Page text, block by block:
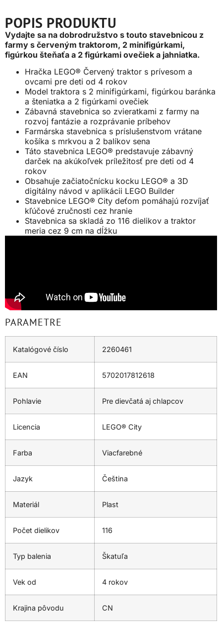
POPIS PRODUKTU
Vydajte sa na dobrodružstvo s touto stavebnicou z
farmy s červeným traktorom, 2 minifigúrkami,
figúrkou šteňaťa a 2 figúrkami ovečiek a jahniatka.
Hračka LEGO® Červený traktor s prívesom a
ovcami pre deti od 4 rokov
Model traktora s 2 minifigúrkami, figúrkou baránka
a šteniatka a 2 figúrkami ovečiek
Zábavná stavebnica so zvieratkami z farmy na
rozvoj fantázie a rozprávanie príbehov
Farmárska stavebnica s príslušenstvom vrátane
košíka s mrkvou a 2 balíkov sena
Táto stavebnica LEGO® predstavuje zábavný
darček na akúkoľvek príležitosť pre deti od 4
rokov
Obsahuje začiatočnícku kocku LEGO® a 3D
digitálny návod v aplikácii LEGO Builder
Stavebnice LEGO® City deťom pomáhajú rozvíjať
kľúčové zručnosti cez hranie
Stavebnica sa skladá zo 116 dielikov a traktor
meria cez 9 cm na dĺžku
PARAMETRE
Katalógové číslo 2260461
EAN 5702017812618
Pohlavie Pre dievčatá aj chlapcov
Licencia LEGO® City
Farba Viacfarebné
Jazyk Čeština
Materiál Plast
Počet dielikov 116
Typ balenia Škatuľa
Vek od 4 rokov
Krajina pôvodu CN